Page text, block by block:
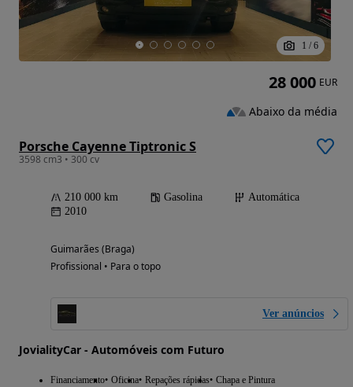
1 / 6
Porsche Cayenne Tiptronic S
3598 cm3 • 300 cv
210 000 km Gasolina
Automática
2010
Guimarães (Braga)
Profissional • Para o topo
Ver anúncios
JovialityCar - Automóveis com Futuro
Financiamento Oficina Repações rápidas Chapa e Pintura
28 000 EUR
Abaixo da média